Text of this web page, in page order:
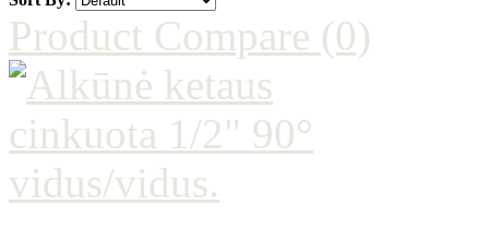
Product Compare (0)